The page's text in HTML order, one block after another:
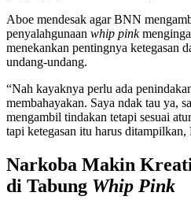
Aboe mendesak agar BNN
penyalahgunaan whip pink
menekankan pentingnya ketegasan
undang-undang.
“Nah kayaknya perlu ada
membahayakan. Saya ndak tau ya,
mengambil tindakan tetapi sesuai
tapi ketegasan itu harus ditampilkan,
Narkoba Makin
di Tabung Whip Pink